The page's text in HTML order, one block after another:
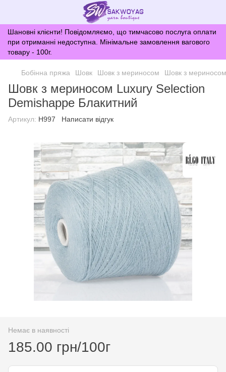
Шановні клієнти! Повідомляємо, що тимчасово послуга оплати
при отриманні недоступна. Мінімальне замовлення вагового
товару - 100г.
Бобінна пряжа Шовк Шовк з мериносом Шовк з
Шовк з мериносом Luxury Selection
Demishappe Блакитний
Артикул: H997 Написати відгук
Немає в наявності
185.00 грн/100г